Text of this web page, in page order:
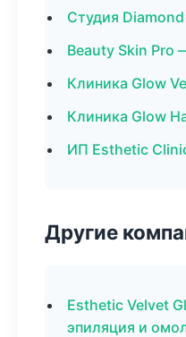
Студия
Beauty Skin Pro
Клиника Glow
Клиника Glow
ИП Esthetic
Другие
Esthetic Velvet
эпиляция и